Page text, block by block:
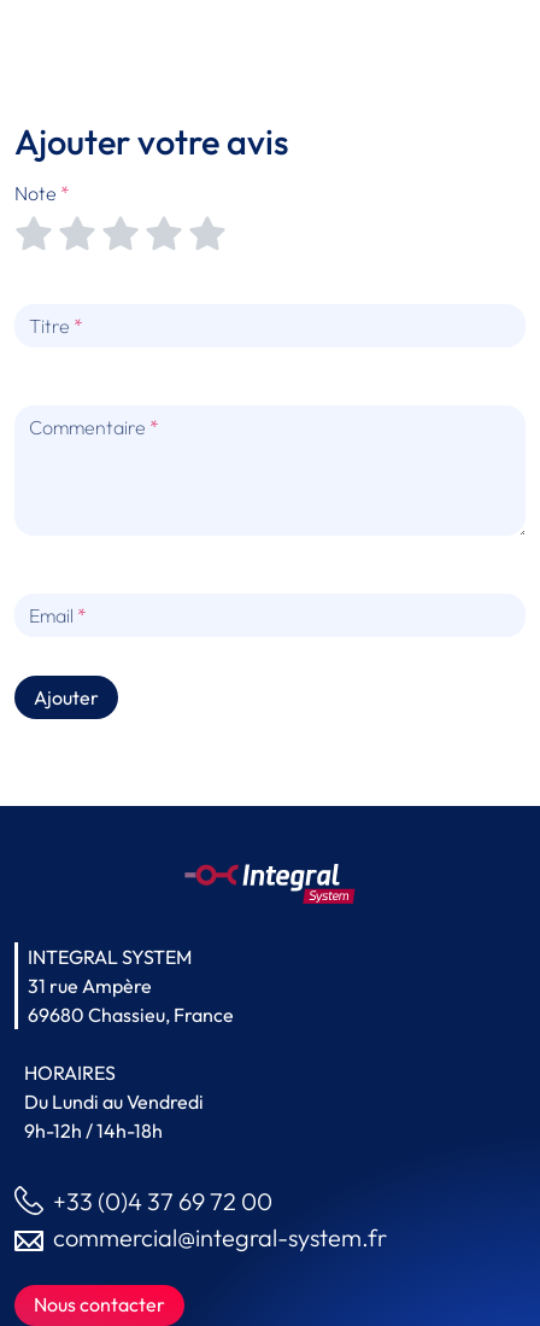
Ajouter votre avis
Note
Titre
Commentaire
Email
Ajouter
INTEGRAL SYSTEM
31 rue Ampère
69680 Chassieu, France
HORAIRES
Du Lundi au Vendredi
9h-12h / 14h-18h
+33 (0)4 37 69 72 00
commercial@integral-system.fr
Nous contacter